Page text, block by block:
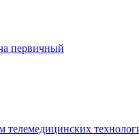
первичный
телемедицинских